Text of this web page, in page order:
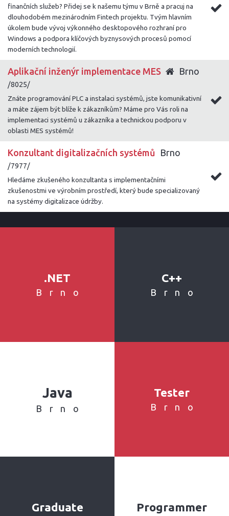
finančních služeb? Přidej se k našemu týmu v Brně a pracuj na
dlouhodobém mezinárodním Fintech projektu. Tvým hlavním
úkolem bude vývoj výkonného desktopového rozhraní pro
Windows a podpora klíčových byznysových procesů pomocí
moderních technologií.
Aplikační inženýr implementace MES Brno
/8025/
Znáte programování PLC a instalaci systémů, jste komunikativní
a máte zájem být blíže k zákazníkům? Máme pro Vás roli na
implementaci systémů u zákazníka a technickou podporu v
oblasti MES systémů!
Konzultant digitalizačních systémů Brno
/7977/
Hledáme zkušeného konzultanta s implementačními
zkušenostmi ve výrobním prostředí, který bude specializovaný
na systémy digitalizace údržby.
.NET
Brno
C++
Brno
Java
Brno
Tester
Brno
Graduate Programmer